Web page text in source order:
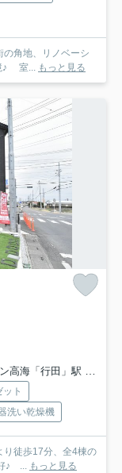
角地、リノベーシ
♪ 室... もっと見る
「行田」駅 徒歩23分
ト
洗い乾燥機
徒歩17分、全4棟の
♪ ... もっと見る